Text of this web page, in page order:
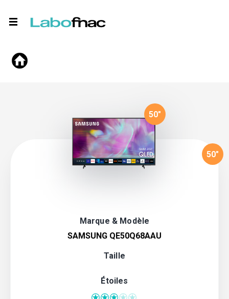
Marque & Modèle
50"
SAMSUNG QE50Q68AAU
Taille
50"
Étoiles